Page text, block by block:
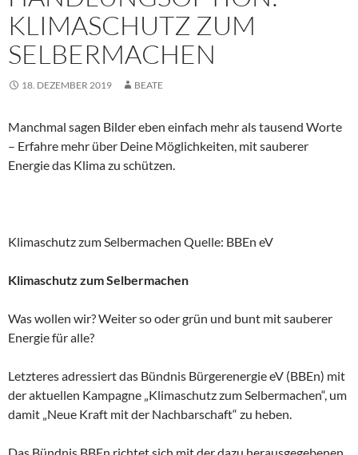
KLIMASCHUTZ ZUM
SELBERMACHEN
18. DEZEMBER 2019 BEATE
Manchmal sagen Bilder eben einfach mehr als tausend Worte
– Erfahre mehr über Deine Möglichkeiten, mit sauberer
Energie das Klima zu schützen.
Klimaschutz zum Selbermachen Quelle: BBEn eV
Klimaschutz zum Selbermachen
Was wollen wir? Weiter so oder grün und bunt mit sauberer
Energie für alle?
Letzteres adressiert das Bündnis Bürgerenergie eV (BBEn) mit
der aktuellen Kampagne „Klimaschutz zum Selbermachen“, um
damit „Neue Kraft mit der Nachbarschaft“ zu heben.